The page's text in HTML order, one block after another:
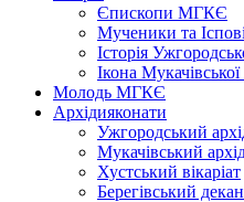
Єпископи МГКЄ
Мученики та
Історія
Ікона
Молодь МГКЄ
Архідияконати
Ужгородський
Мукачівський
Хустський вікаріат
Берегівський